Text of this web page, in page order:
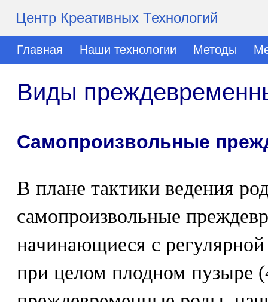
Центр Креативных Технологий
Главная Наши технологии Методы
Виды
Самопроизвольные
В плане тактики ведения
самопроизвольные
начинающиеся с
при целом плодном пузыре